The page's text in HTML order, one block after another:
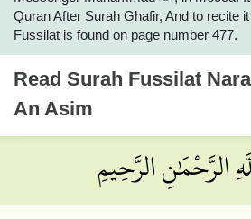
Quran After Surah Ghafir, And to recite
Fussilat is found on page number 477.
Read Surah Fussilat
An Asim
الرَّحْمَٰنِ الرَّحِيمِ